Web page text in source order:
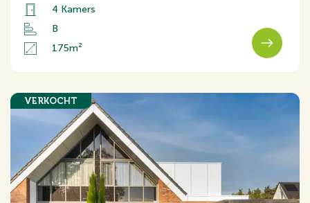
4 Kamers
B
175m²
VERKOCHT